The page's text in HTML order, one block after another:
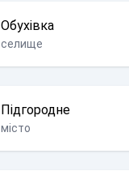
Обухівка
селище
Підгородне
місто